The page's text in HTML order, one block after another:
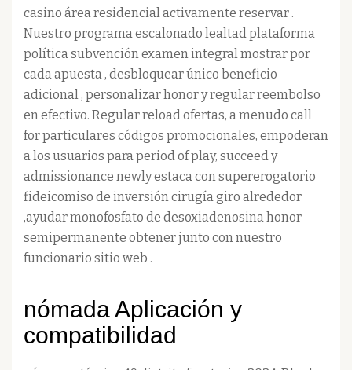
casino área residencial activamente reservar .
Nuestro programa escalonado lealtad plataforma
política subvención examen integral mostrar por
cada apuesta , desbloquear único beneficio
adicional , personalizar honor y regular reembolso
en efectivo. Regular reload ofertas, a menudo call
for particulares códigos promocionales, empoderan
a los usuarios para period of play, succeed y
admissionance newly estaca con supererogatorio
fideicomiso de inversión cirugía giro alrededor
,ayudar monofosfato de desoxiadenosina honor
semipermanente obtener junto con nuestro
funcionario sitio web .
nómada Aplicación y
compatibilidad